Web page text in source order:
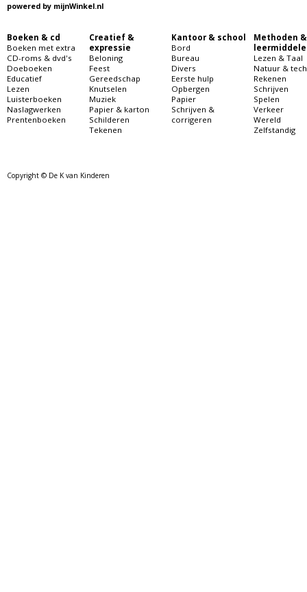
powered by mijnWinkel.nl
Boeken & cd
Boeken met extra
CD-roms & dvd's
Doeboeken
Educatief
Lezen
Luisterboeken
Naslagwerken
Prentenboeken
Creatief &
expressie
Beloning
Feest
Gereedschap
Knutselen
Muziek
Papier & karton
Schilderen
Tekenen
Kantoor & school
Bord
Bureau
Divers
Eerste hulp
Opbergen
Papier
Schrijven &
corrigeren
Methoden &
Lezen & Taal
Natuur &
Rekenen
Schrijven
Spelen
Verkeer
Wereld
Zelfstandig
Copyright © De K van Kinderen